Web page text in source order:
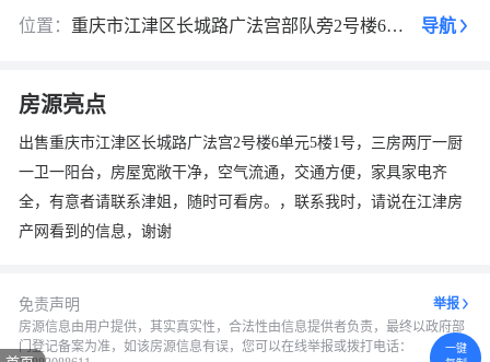
位置： 重庆市江津区长城路广法宫部队旁2号楼6单元5楼1号 导航
房源亮点
出售重庆市江津区长城路广法宫2号楼6单元5楼1号，三房两厅一厨
一卫一阳台，房屋宽敞干净，空气流通，交通方便，家具家电齐
全，有意者请联系津姐，随时可看房。，联系我时，请说在江津房
产网看到的信息，谢谢
免责声明
举报
房源信息由用户提供，其实真实性，合法性由信息提供者负责，最终以政府部
门登记备案为准，如该房源信息有误，您可以在线举报或拨打电话：
一键